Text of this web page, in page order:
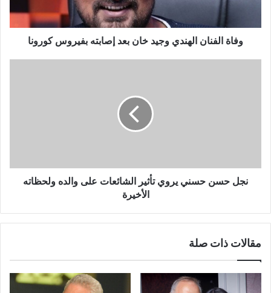
كورونا
وفاة الفنان الهندي وجيد خان بعد إصابته بفيروس كورونا
ولحظاته
الأخيرةنجل حسن حسني يروي تأثير الشائعات على والده ولحظاته
الأخيرة
مقالات ذات صلة